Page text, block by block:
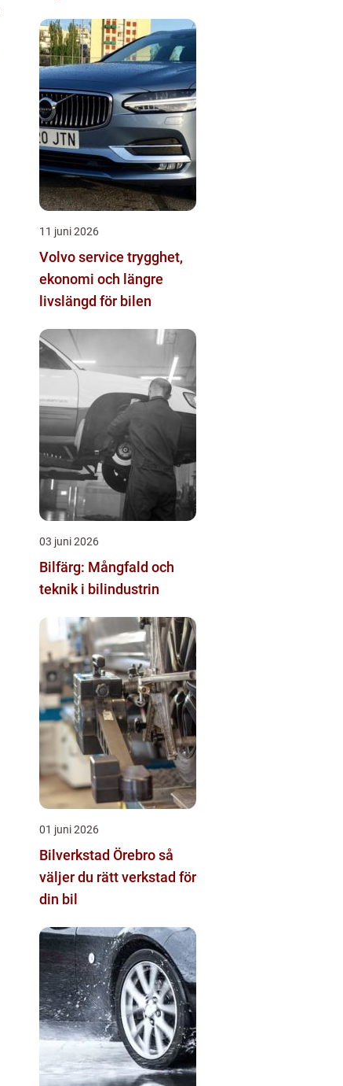
11 juni 2026
Volvo service trygghet,
ekonomi och längre
livslängd för bilen
03 juni 2026
Bilfärg: Mångfald och
teknik i bilindustrin
01 juni 2026
Bilverkstad Örebro så
väljer du rätt verkstad för
din bil